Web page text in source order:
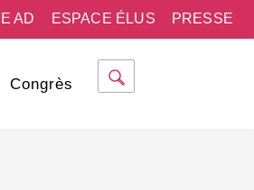
PRESSE
ESPACE ÉLUS
AD
Congrès